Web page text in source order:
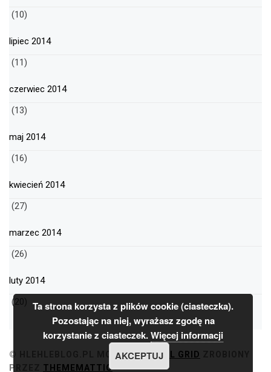
(10)
lipiec 2014
(11)
czerwiec 2014
(13)
maj 2014
(16)
kwiecień 2014
(27)
marzec 2014
(26)
luty 2014
(20)
© HLEHLEBLOG.PL MOTYWMINIMAL GRID
PRZEZ THEMEMATTIC
Ta strona korzysta z plików cookie (ciasteczka).
Pozostając na niej, wyrażasz zgodę na
korzystanie z ciasteczek.Więcej informacji
AKCEPTUJ